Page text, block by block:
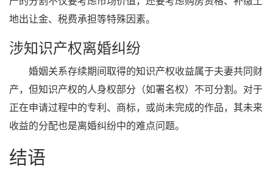
地出让金、税费承担等特殊因素。
涉知识产权离婚纠纷
婚姻关系存续期间取得的知识产权收益属于夫妻共同财
产，但知识产权的人身权部分（如署名权）不可分割。对于
正在申请过程中的专利、商标，或尚未完成的作品，其未来
收益的分配也是离婚纠纷中的难点问题。
结语